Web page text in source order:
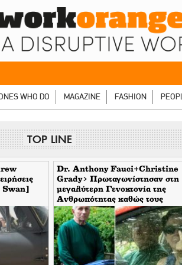
WHO DO MAGAZINE FASHION
TOP LINE
Dr. Anthony Fauci+Christine
Grady> Πρωταγωνίστησαν στη
μεγαλύτερη Γενοκτονία της
Ανθρωπότητας καθώς τους
κάλυπταν οι μηντιακές
του deep state. Τώρα η
υψώνει το δάχτυλο στους
φωτορεπόρτερ